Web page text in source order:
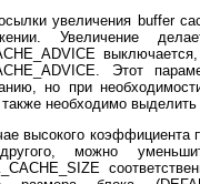
увеличения buffer
Увеличение
Этот
но при
также необходимо
высокого коэффициента
можно